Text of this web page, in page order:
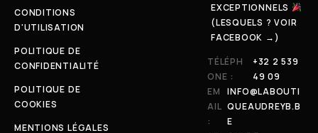
CONDITIONS
D'UTILISATION
POLITIQUE DE
CONFIDENTIALITÉ
POLITIQUE DE
COOKIES
MENTIONS LÉGALES
EXCEPTIONNELS
(LESQUELS ? VOIR
FACEBOOK →)
TÉLÉPH
ONE :
+32 2 539
49 09
EM
AIL
:
INFO@LABOUTI
QUEAUDREYB.B
E